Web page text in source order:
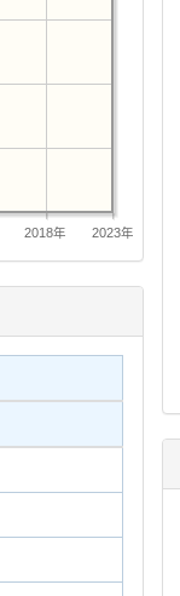
2018年 2023年